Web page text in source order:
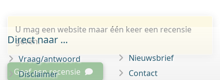
U mag een website maar één keer een recensie
geven.
Geef een recensie
Direct naar ...
Vraag/antwoord
Disclaimer
Nieuwsbrief
Contact